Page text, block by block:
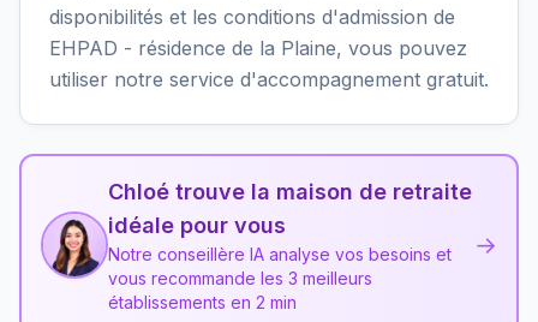
disponibilités et les conditions d'admission de
EHPAD - résidence de la Plaine, vous pouvez
utiliser notre service d'accompagnement gratuit.
Chloé trouve la maison de retraite
idéale pour vous
Notre conseillère IA analyse vos besoins et
vous recommande les 3 meilleurs
établissements en 2 min
→